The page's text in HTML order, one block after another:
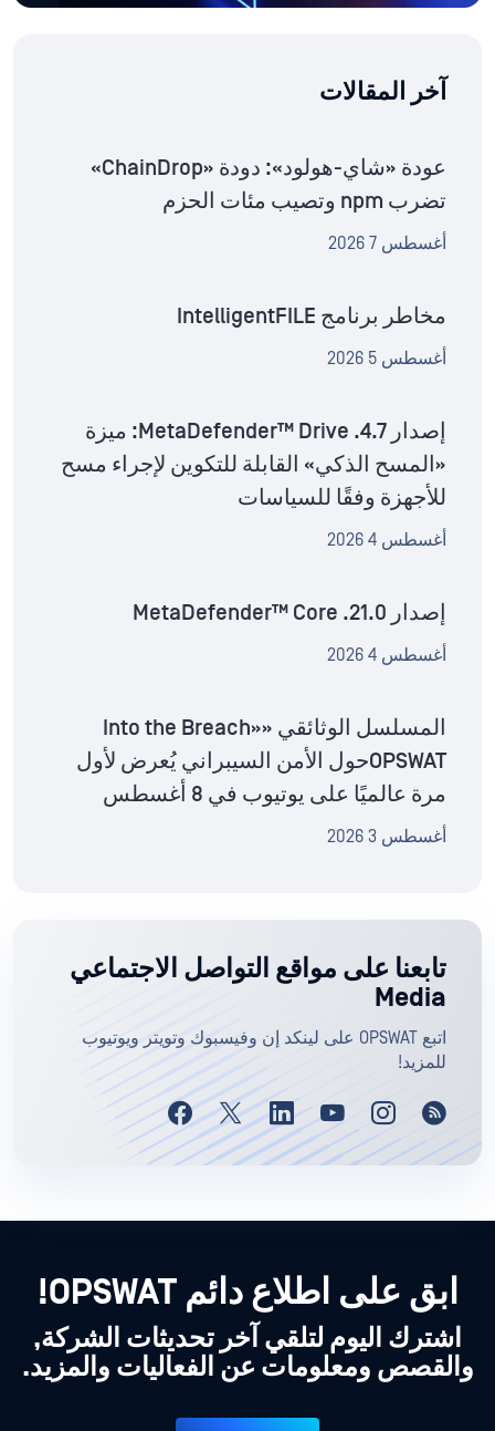
آخر المقالات
عودة «شاي-هولود»: دودة «ChainDrop»
تضرب npm وتصيب مئات الحزم
أغسطس 7 2026
مخاطر برنامج IntelligentFILE
أغسطس 5 2026
إصدار MetaDefender™ Drive .4.7: ميزة
«المسح الذكي» القابلة للتكوين لإجراء مسح
للأجهزة وفقًا للسياسات
أغسطس 4 2026
إصدار MetaDefender™ Core .21.0
أغسطس 4 2026
المسلسل الوثائقي «Into the Breach»
OPSWATحول الأمن السيبراني يُعرض لأول
مرة عالميًا على يوتيوب في 8 أغسطس
أغسطس 3 2026
تابعنا على مواقع التواصل الاجتماعي
Media
اتبع OPSWAT على لينكد إن وفيسبوك وتويتر ويوتيوب
للمزيد!
ابق على اطلاع دائم OPSWAT!
اشترك اليوم لتلقي آخر تحديثات الشركة,
والقصص ومعلومات عن الفعاليات والمزيد.